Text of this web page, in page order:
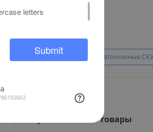
Контроллеры Smartec Автономные
Гарантия на все товары